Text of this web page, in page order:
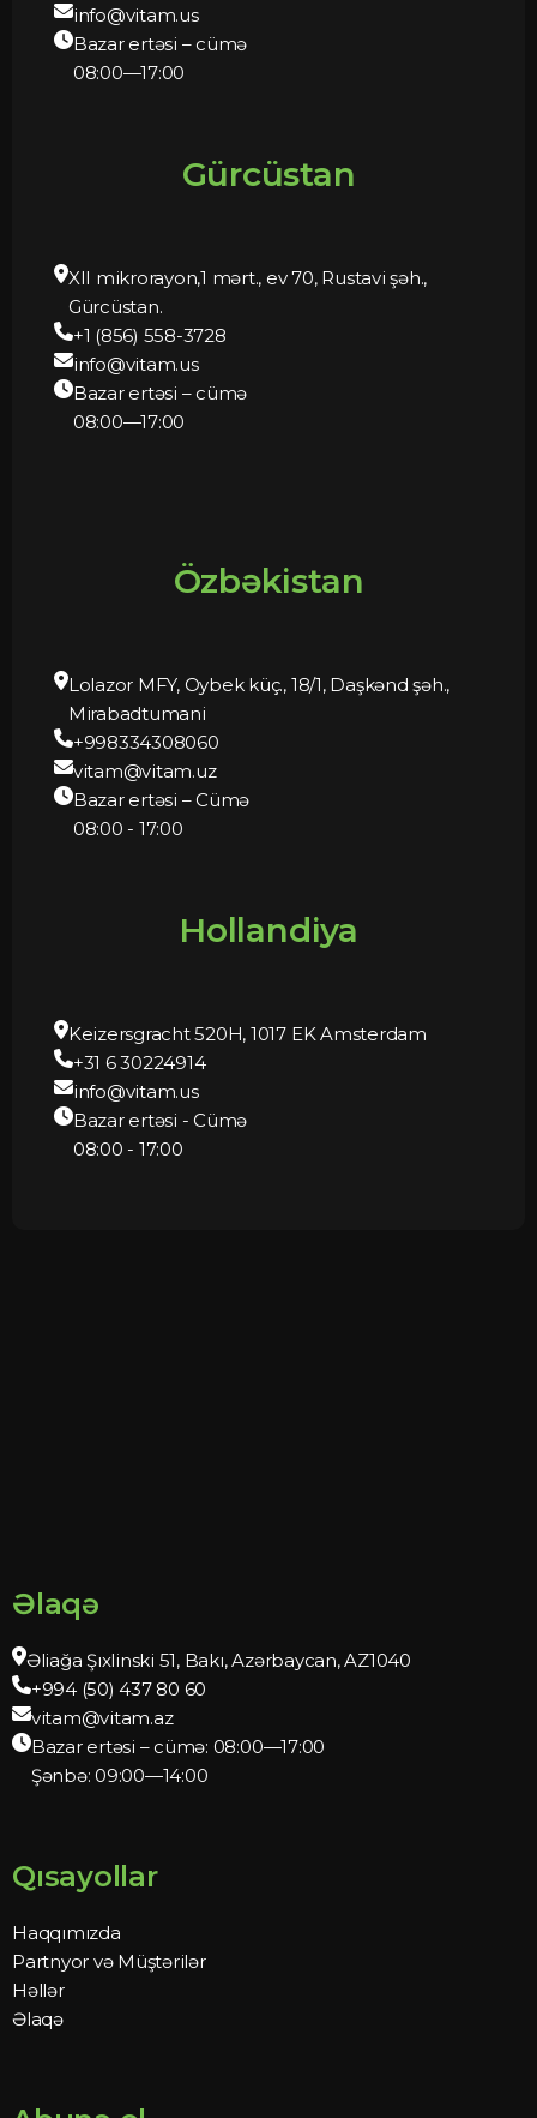
info@vitam.us
Bazar ertəsi – cümə
08:00—17:00
Gürcüstan
XII mikrorayon,1 mərt., ev 70, Rustavi şəh.,
Gürcüstan.
+1 (856) 558-3728
info@vitam.us
Bazar ertəsi – cümə
08:00—17:00
Özbəkistan
Lolazor MFY, Oybek küç., 18/1, Daşkənd şəh.,
Mirabadtumani
+998334308060
vitam@vitam.uz
Bazar ertəsi – Cümə
08:00 - 17:00
Hollandiya
Keizersgracht 520H, 1017 EK Amsterdam
+31 6 30224914
info@vitam.us
Bazar ertəsi - Cümə
08:00 - 17:00
Əlaqə
Əliağa Şıxlinski 51, Bakı, Azərbaycan, AZ1040
+994 (50) 437 80 60
vitam@vitam.az
Bazar ertəsi – cümə: 08:00—17:00
Şənbə: 09:00—14:00
Qısayollar
Haqqımızda
Partnyor və Müştərilər
Həllər
Əlaqə